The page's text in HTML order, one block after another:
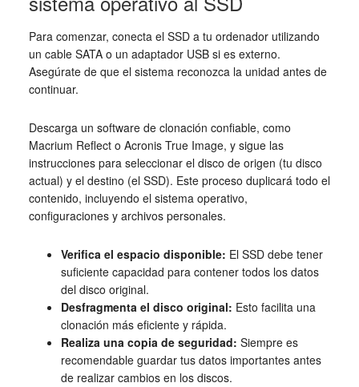
Para comenzar, conecta el SSD a tu ordenador utilizando
un cable SATA o un adaptador USB si es externo.
Asegúrate de que el sistema reconozca la unidad antes de
continuar.
Descarga un software de clonación confiable, como
Macrium Reflect o Acronis True Image, y sigue las
instrucciones para seleccionar el disco de origen (tu disco
actual) y el destino (el SSD). Este proceso duplicará todo el
contenido, incluyendo el sistema operativo,
configuraciones y archivos personales.
Verifica el espacio disponible: El SSD debe tener
suficiente capacidad para contener todos los datos
del disco original.
Desfragmenta el disco original: Esto facilita una
clonación más eficiente y rápida.
Realiza una copia de seguridad: Siempre es
recomendable guardar tus datos importantes antes
de realizar cambios en los discos.